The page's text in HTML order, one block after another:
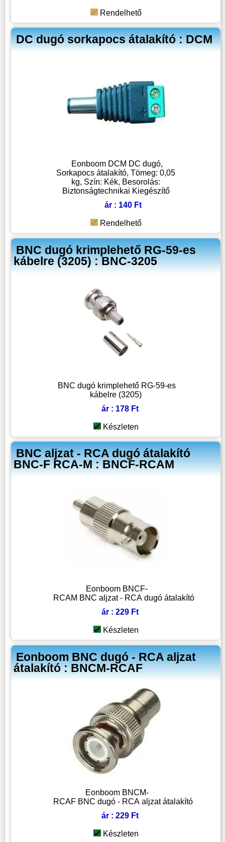
Rendelhető
DC dugó sorkapocs átalakító : DCM
Eonboom DCM DC dugó,
Sorkapocs átalakító, Tömeg: 0,05
kg, Szín: Kék, Besorolás:
Biztonságtechnikai Kiegészítő
ár : 140 Ft
Rendelhető
BNC dugó krimplehető RG-59-es
kábelre (3205) : BNC-3205
BNC dugó krimplehető RG-59-es
kábelre (3205)
ár : 178 Ft
Készleten
BNC aljzat - RCA dugó átalakító
BNC-F RCA-M : BNCF-RCAM
Eonboom BNCF-
RCAM BNC aljzat - RCA dugó átalakító
ár : 229 Ft
Készleten
Eonboom BNC dugó - RCA aljzat
átalakító : BNCM-RCAF
Eonboom BNCM-
RCAF BNC dugó - RCA aljzat átalakító
ár : 229 Ft
Készleten